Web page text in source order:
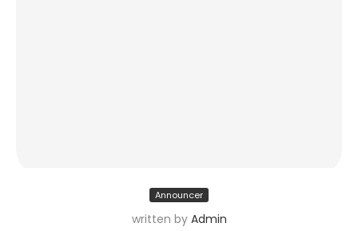
Announcer
written by Admin